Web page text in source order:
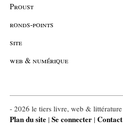
Proust
ronds-points
site
web & numérique
- 2026 le tiers livre, web & littérature
Plan du site | Se connecter | Contact